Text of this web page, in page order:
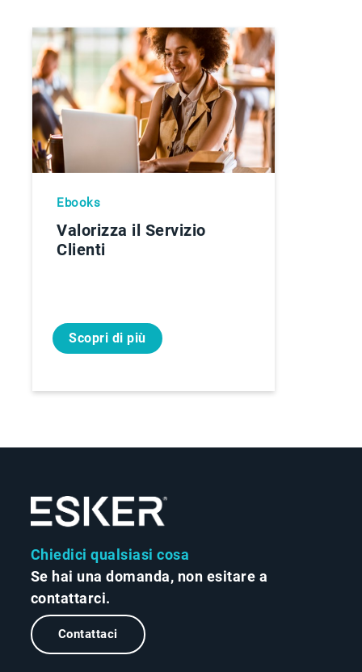
Ebooks
Valorizza il Servizio
Clienti
Scopri di più
Chiedici qualsiasi cosa
Se hai una domanda, non esitare a
contattarci.
Contattaci